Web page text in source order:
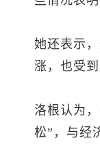
她还表示
涨，也受
洛根认为
松”，与经